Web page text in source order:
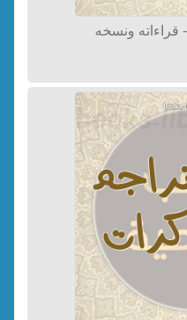
ونسخه